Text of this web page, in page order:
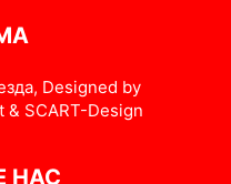
Designed by
& SCART-Design
НАС